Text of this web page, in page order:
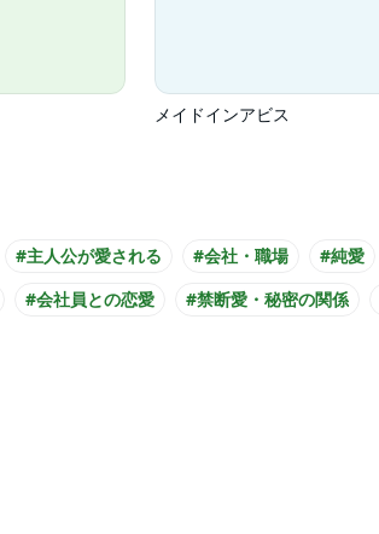
メイドインアビス
#主人公が愛される #会社・職場 #純愛
#会社員との恋愛 #禁断愛・秘密の関係